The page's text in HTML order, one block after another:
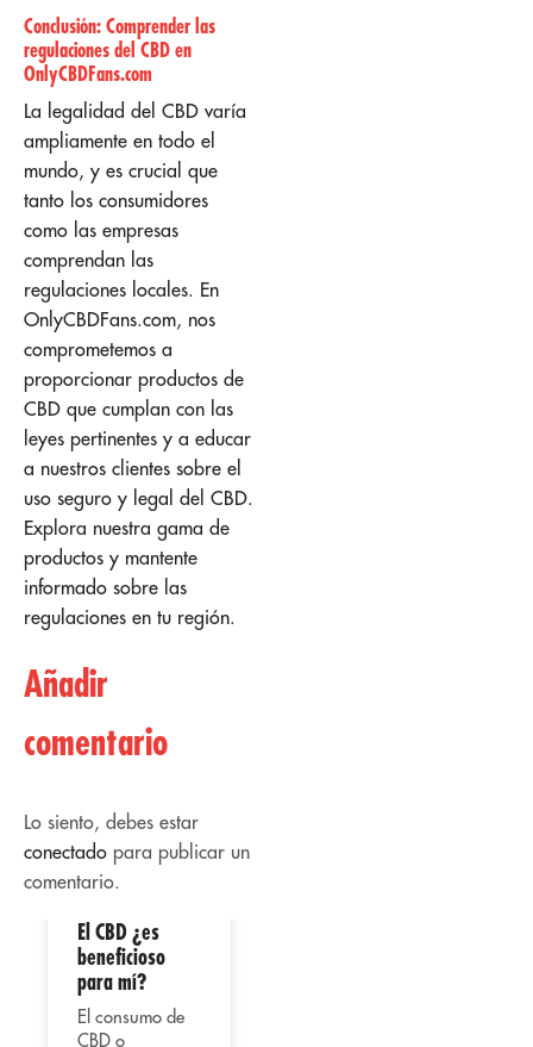
Conclusión: Comprender las
regulaciones del CBD en
OnlyCBDFans.com
La legalidad del CBD varía
ampliamente en todo el
mundo, y es crucial que
tanto los consumidores
como las empresas
comprendan las
regulaciones locales. En
OnlyCBDFans.com, nos
comprometemos a
proporcionar productos de
CBD que cumplan con las
leyes pertinentes y a educar
a nuestros clientes sobre el
uso seguro y legal del CBD.
Explora nuestra gama de
productos y mantente
informado sobre las
regulaciones en tu región.
Añadir
comentario
Lo siento, debes estar
conectado para publicar un
comentario.
02
Abr
El CBD ¿es
beneficioso
para mí?
El consumo de
CBD o